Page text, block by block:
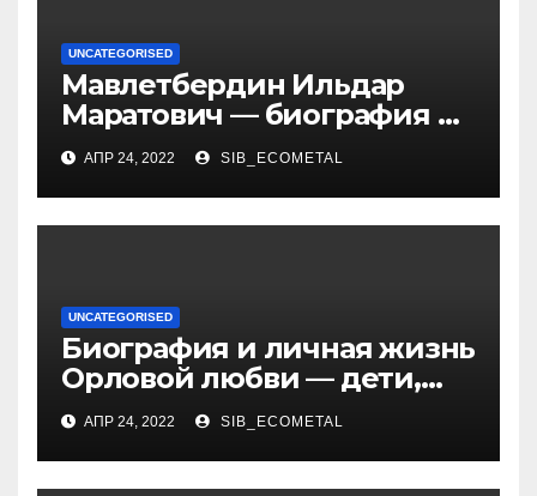
UNCATEGORISED
Мавлетбердин Ильдар
Маратович — биография и
достижения талантливого
российского политика и
бизнесмена
АПР 24, 2022 SIB_ECOMETAL
UNCATEGORISED
Биография и личная жизнь
Орловой любви — дети,
достижения, семейные
радости
АПР 24, 2022 SIB_ECOMETAL